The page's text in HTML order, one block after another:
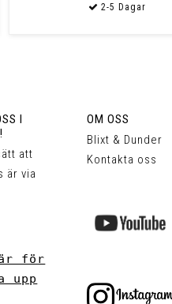
I
att
är via
för
upp
OM OSS
Blixt & Dunder
Kontakta oss